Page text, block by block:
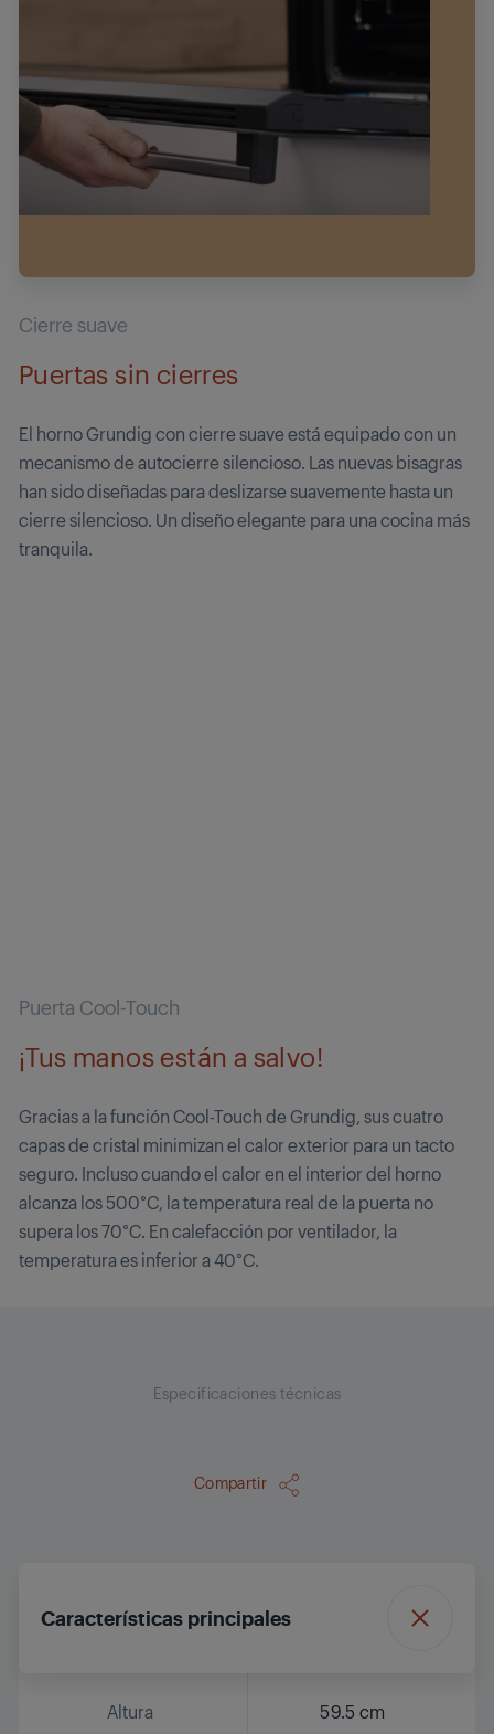
Cierre suave
Puertas sin cierres
El horno Grundig con cierre suave está equipado con un
mecanismo de autocierre silencioso. Las nuevas bisagras
han sido diseñadas para deslizarse suavemente hasta un
cierre silencioso. Un diseño elegante para una cocina más
tranquila.
Puerta Cool-Touch
¡Tus manos están a salvo!
Gracias a la función Cool-Touch de Grundig, sus cuatro
capas de cristal minimizan el calor exterior para un tacto
seguro. Incluso cuando el calor en el interior del horno
alcanza los 500°C, la temperatura real de la puerta no
supera los 70°C. En calefacción por ventilador, la
temperatura es inferior a 40°C.
Especificaciones técnicas
Compartir
Características principales
Altura 59.5 cm